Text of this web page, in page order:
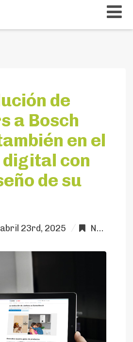
de
a Bosch
en el
con
de su
23rd, 2025 Noticias Colaboradores